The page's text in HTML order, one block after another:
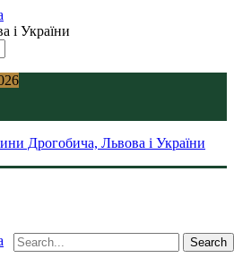
і України
Дрогобича, Львова і України